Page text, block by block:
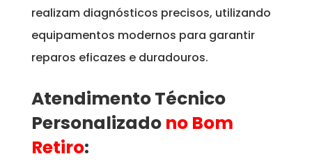
realizam diagnósticos precisos, utilizando
equipamentos modernos para garantir
reparos eficazes e duradouros.
Atendimento Técnico
Personalizado no Bom
Retiro: